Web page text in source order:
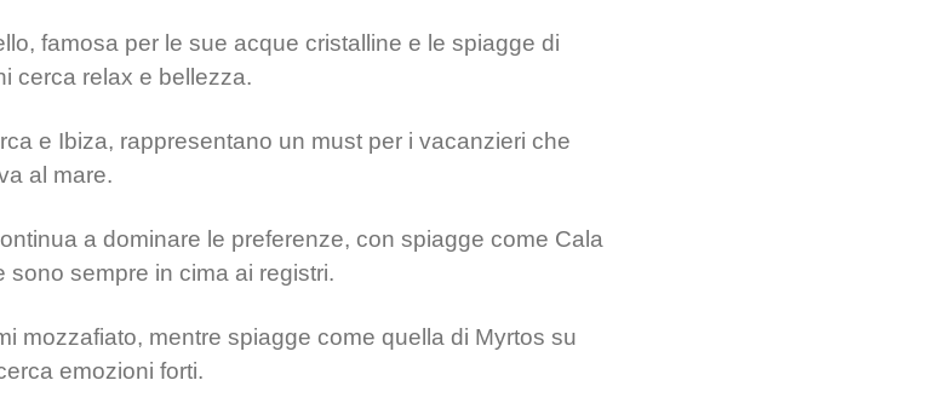
famosa per le sue acque cristalline e le spiagge di
cerca relax e bellezza.
e Ibiza, rappresentano un must per i vacanzieri che
al mare.
a dominare le preferenze, con spiagge come Cala
sempre in cima ai registri.
mozzafiato, mentre spiagge come quella di Myrtos su
emozioni forti.